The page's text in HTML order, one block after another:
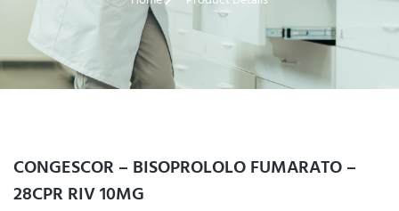
CONGESCOR – BISOPROLOLO FUMARATO –
28CPR RIV 10MG